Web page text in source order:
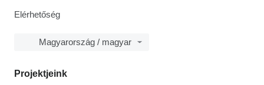
Elérhetőség
Magyarország / magyar
Projektjeink